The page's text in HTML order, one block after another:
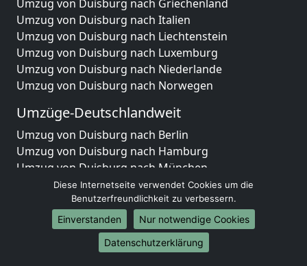
Umzug von Duisburg nach Griechenland
Umzug von Duisburg nach Italien
Umzug von Duisburg nach Liechtenstein
Umzug von Duisburg nach Luxemburg
Umzug von Duisburg nach Niederlande
Umzug von Duisburg nach Norwegen
Umzüge-Deutschlandweit
Umzug von Duisburg nach Berlin
Umzug von Duisburg nach Hamburg
Umzug von Duisburg nach München
Umzug von Duisburg nach Köln
Umzug von Duisburg nach Frankfurt am Main
Umzug von Duisburg nach Stuttgart
Umzug von Duisburg nach Düsseldorf
Umzug von Duisburg nach Leipzig
Diese Internetseite verwendet Cookies um die
Benutzerfreundlichkeit zu verbessern.
Einverstanden
Nur notwendige Cookies
Datenschutzerklärung